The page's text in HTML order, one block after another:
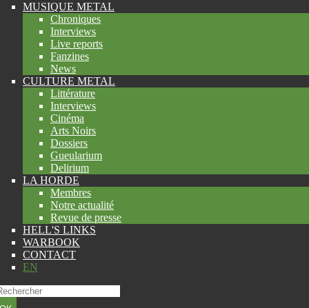
MUSIQUE METAL
Chroniques
Interviews
Live reports
Fanzines
News
CULTURE METAL
Littérature
Interviews
Cinéma
Arts Noirs
Dossiers
Gueularium
Delirium
LA HORDE
Membres
Notre actualité
Revue de presse
HELL'S LINKS
WARBOOK
CONTACT
EN